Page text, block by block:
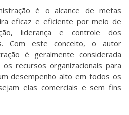
é o alcance de metas
eficaz e eficiente por meio de
liderança e controle dos
Com este conceito, o autor
é geralmente considerada
recursos organizacionais para
desempenho alto em todos os
elas comerciais e sem fins